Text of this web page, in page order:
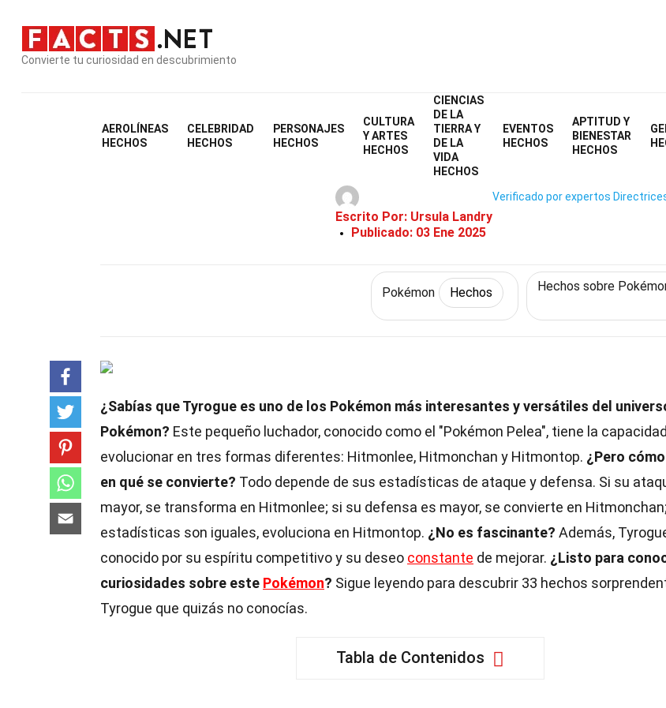
Convierte tu curiosidad en descubrimiento
AEROLÍNEAS
HECHOS
CELEBRIDAD
HECHOS
PERSONAJES
HECHOS
CULTURA
Y ARTES
HECHOS
CIENCIAS
DE LA
TIERRA Y
DE LA
VIDA
HECHOS
EVENTOS
HECHOS
APTITUD Y
BIENESTAR
HECHOS
Personajes
33 Hechos Sobre Tyrogue
Escrito Por: Ursula Landry
Publicado: 03 Ene 2025
Verificado por expertos
Pokémon Hechos Hechos sobre
¿Sabías que Tyrogue es uno de los Pokémon más interesantes y versátiles del
Pokémon? Este pequeño luchador, conocido como el "Pokémon Pelea", tiene la
evolucionar en tres formas diferentes: Hitmonlee, Hitmonchan y Hitmontop. ¿Pero
en qué se convierte? Todo depende de sus estadísticas de ataque y defensa. Si su
mayor, se transforma en Hitmonlee; si su defensa es mayor, se convierte en
estadísticas son iguales, evoluciona en Hitmontop. ¿No es fascinante? Además,
conocido por su espíritu competitivo y su deseo constante de mejorar. ¿Listo para
curiosidades sobre este Pokémon? Sigue leyendo para descubrir 33 hechos
Tyrogue que quizás no conocías.
Tabla de Contenidos